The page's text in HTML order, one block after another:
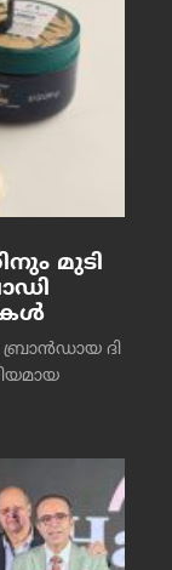
മുടി
ബ്രാൻഡായ ദി